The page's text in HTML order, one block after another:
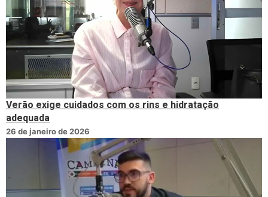
Verão exige cuidados com os rins e hidratação
adequada
26 de janeiro de 2026